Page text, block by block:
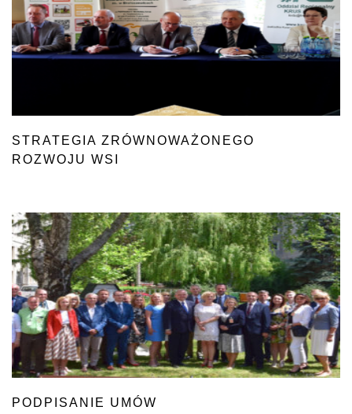
STRATEGIA ZRÓWNOWAŻONEGO
ROZWOJU WSI
PODPISANIE UMÓW